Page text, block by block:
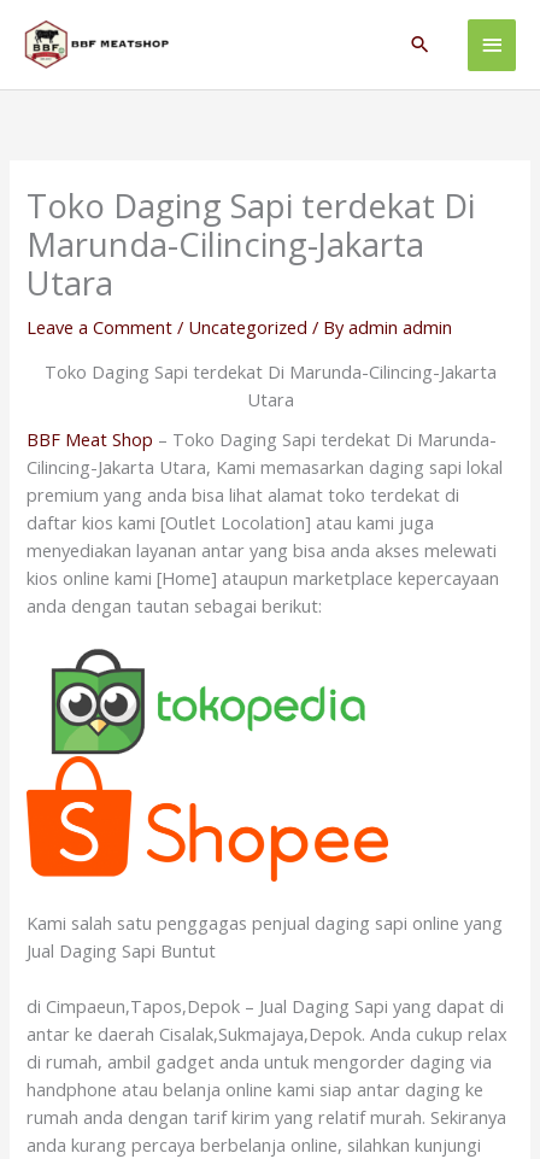
content
Main
Search
Toko Daging Sapi terdekat Di
Marunda-Cilincing-Jakarta
Utara
Leave a Comment / Uncategorized / Byadmin admin
Toko Daging Sapi terdekat Di Marunda-Cilincing-Jakarta
Utara
BBF Meat Shop – Toko Daging Sapi terdekat Di Marunda-
Cilincing-Jakarta Utara, Kami memasarkan daging sapi lokal
premium yang anda bisa lihat alamat toko terdekat di
daftar kios kami [Outlet Locolation] atau kami juga
menyediakan layanan antar yang bisa anda akses melewati
kios online kami [Home] ataupun marketplace kepercayaan
anda dengan tautan sebagai berikut:
Kami salah satu penggagas penjual daging sapi online yang
Jual Daging Sapi Buntut
di Cimpaeun,Tapos,Depok – Jual Daging Sapi yang dapat di
antar ke daerah Cisalak,Sukmajaya,Depok. Anda cukup relax
di rumah, ambil gadget anda untuk mengorder daging via
handphone atau belanja online kami siap antar daging ke
rumah anda dengan tarif kirim yang relatif murah. Sekiranya
anda kurang percaya berbelanja online, silahkan kunjungi